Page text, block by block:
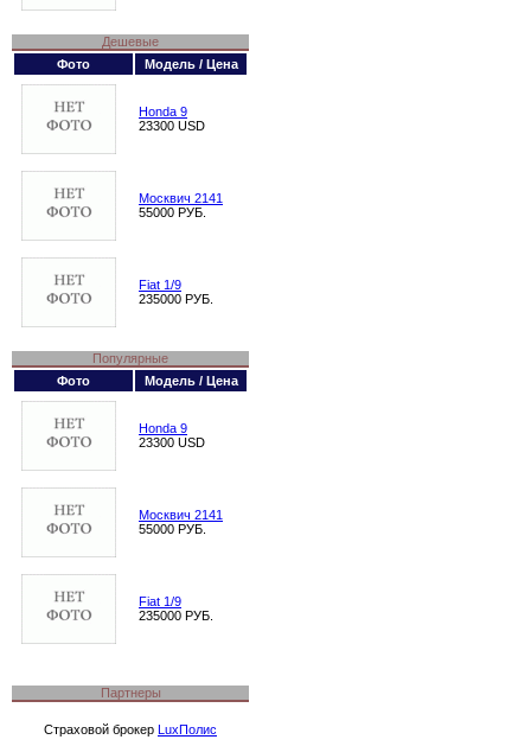
Дешевые
Фото
Модель / Цена
Honda 9
23300 USD
Москвич 2141
55000 РУБ.
Fiat 1/9
235000 РУБ.
Популярные
Фото
Модель / Цена
Honda 9
23300 USD
Москвич 2141
55000 РУБ.
Fiat 1/9
235000 РУБ.
Партнеры
Страховой брокер LuxПолис